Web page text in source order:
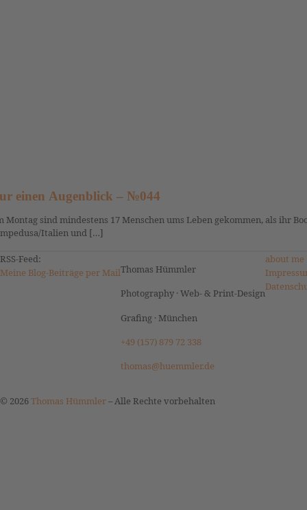
einen Augenblick – №044
Montag sind mindestens 17 Menschen ums Leben gekommen, als ihr
Italien und […]
RSS-Feed:
Meine Blog-Beiträge per MailThomas Hümmler
Photography · Web- & Print-Design
Grafing · München
+49 (157) 879 72 338
thomas@huemmler.de
about me
© 2026Thomas Hümmler–Alle Rechte vorbehalten